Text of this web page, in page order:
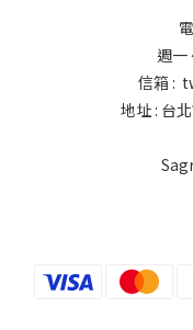
週一
信箱 :
地址 : 台